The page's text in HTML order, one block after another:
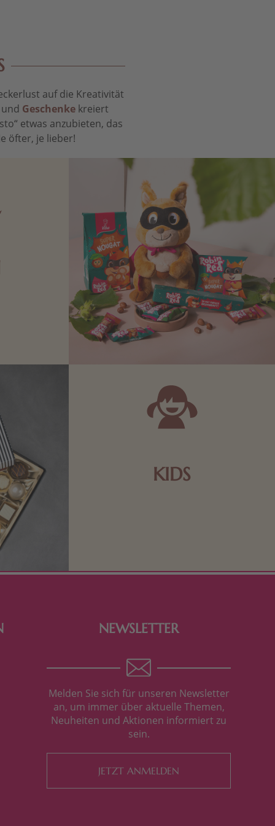
auf die Kreativität
Geschenkekreiert
etwas anzubieten, das
öfter, je lieber!
KIDS
NEWSLETTER
Melden Sie sich für unseren Newsletter
an, um immer über aktuelle Themen,
Neuheiten und Aktionen informiert zu
sein.
JETZT ANMELDEN